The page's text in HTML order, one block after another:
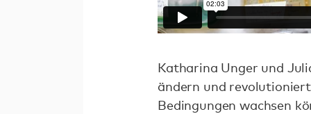
Katharina Unger und
ändern und
Bedingungen wachsen